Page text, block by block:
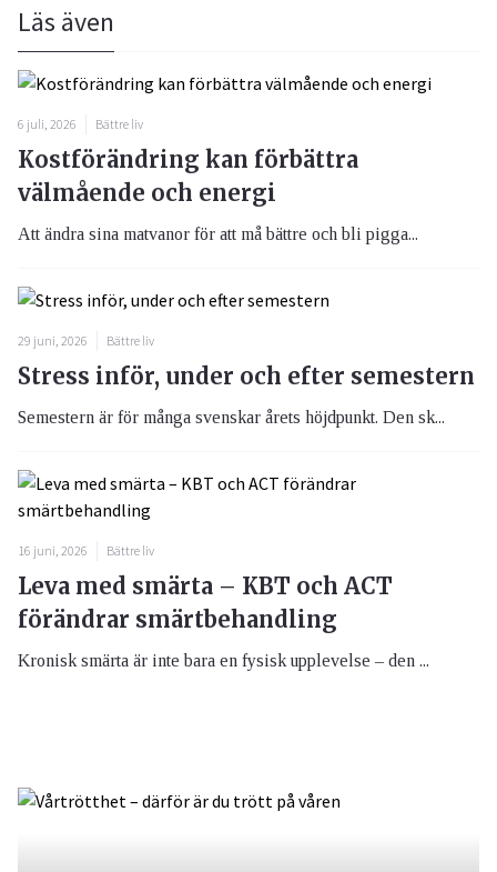
Läs även
6 juli, 2026 Bättre liv
Kostförändring kan förbättra
välmående och energi
Att ändra sina matvanor för att må bättre och bli pigga...
29 juni, 2026 Bättre liv
Stress inför, under och efter semestern
Semestern är för många svenskar årets höjdpunkt. Den sk...
16 juni, 2026 Bättre liv
Leva med smärta – KBT och ACT
förändrar smärtbehandling
Kronisk smärta är inte bara en fysisk upplevelse – den ...